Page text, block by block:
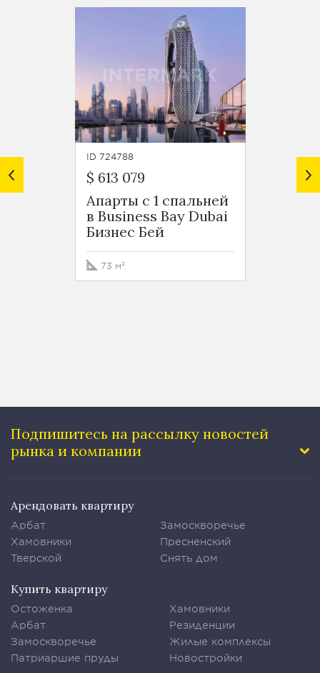
ID 724788
$ 613 079
Апарты с 1 спальней
в Business Bay Dubai
Бизнес Бей
73 м²
ID
$ 599
Подпишитесь на рассылку новостей
рынка и компании
Арендовать квартиру
Арбат
Хамовники
Тверской
Замоскворечье
Пресненский
Снять дом
Купить квартиру
Остоженка
Арбат
Замоскворечье
Патриаршие пруды
Хамовники
Резиденции
Жилые комплексы
Новостройки